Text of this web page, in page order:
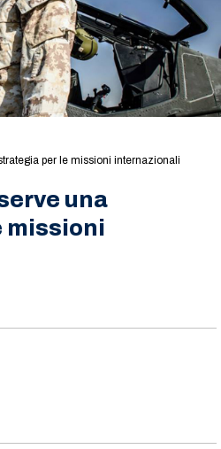
per le missioni internazionali
una
missioni